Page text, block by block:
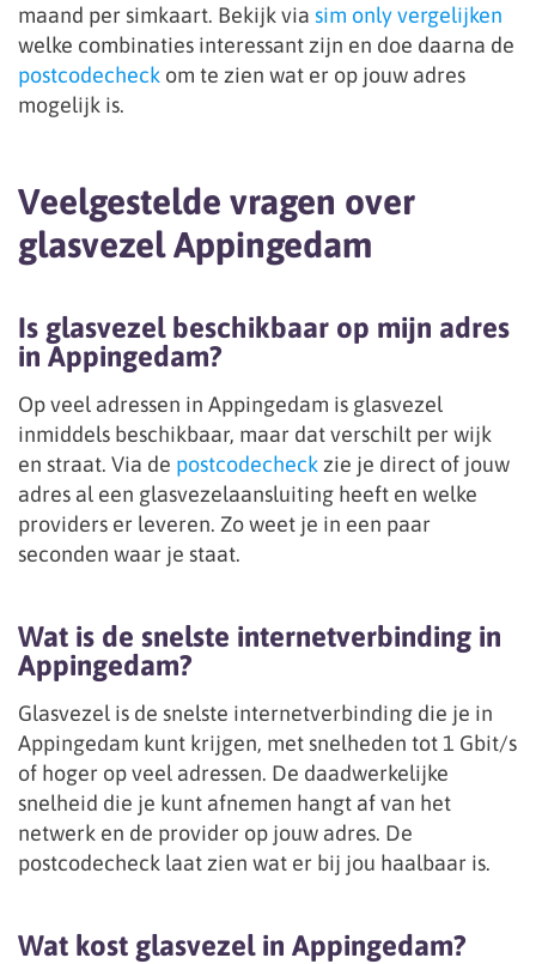
maand per simkaart. Bekijk via sim only vergelijken
welke combinaties interessant zijn en doe daarna de
postcodecheck om te zien wat er op jouw adres
mogelijk is.
Veelgestelde vragen over
glasvezel Appingedam
Is glasvezel beschikbaar op mijn adres
in Appingedam?
Op veel adressen in Appingedam is glasvezel
inmiddels beschikbaar, maar dat verschilt per wijk
en straat. Via de postcodecheckzie je direct of jouw
adres al een glasvezelaansluiting heeft en welke
providers er leveren. Zo weet je in een paar
seconden waar je staat.
Wat is de snelste internetverbinding in
Appingedam?
Glasvezel is de snelste internetverbinding die je in
Appingedam kunt krijgen, met snelheden tot 1 Gbit/s
of hoger op veel adressen. De daadwerkelijke
snelheid die je kunt afnemen hangt af van het
netwerk en de provider op jouw adres. De
postcodecheck laat zien wat er bij jou haalbaar is.
Wat kost glasvezel in Appingedam?